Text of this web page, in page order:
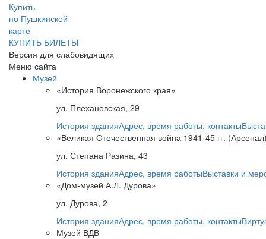
Купить
по Пушкинской
карте
КУПИТЬ БИЛЕТЫ
Версия для слабовидящих
Меню сайта
Музей
«История Воронежского края»
ул. Плехановская, 29
История зданияАдрес, время работы, контакты
«Великая Отечественная война 1941-45 гг.
ул. Степана Разина, 43
История зданияАдрес, время работыВыставки и
«Дом-музей А.Л. Дурова»
ул. Дурова, 2
История зданияАдрес, время работы, контакты
Музей ВДВ